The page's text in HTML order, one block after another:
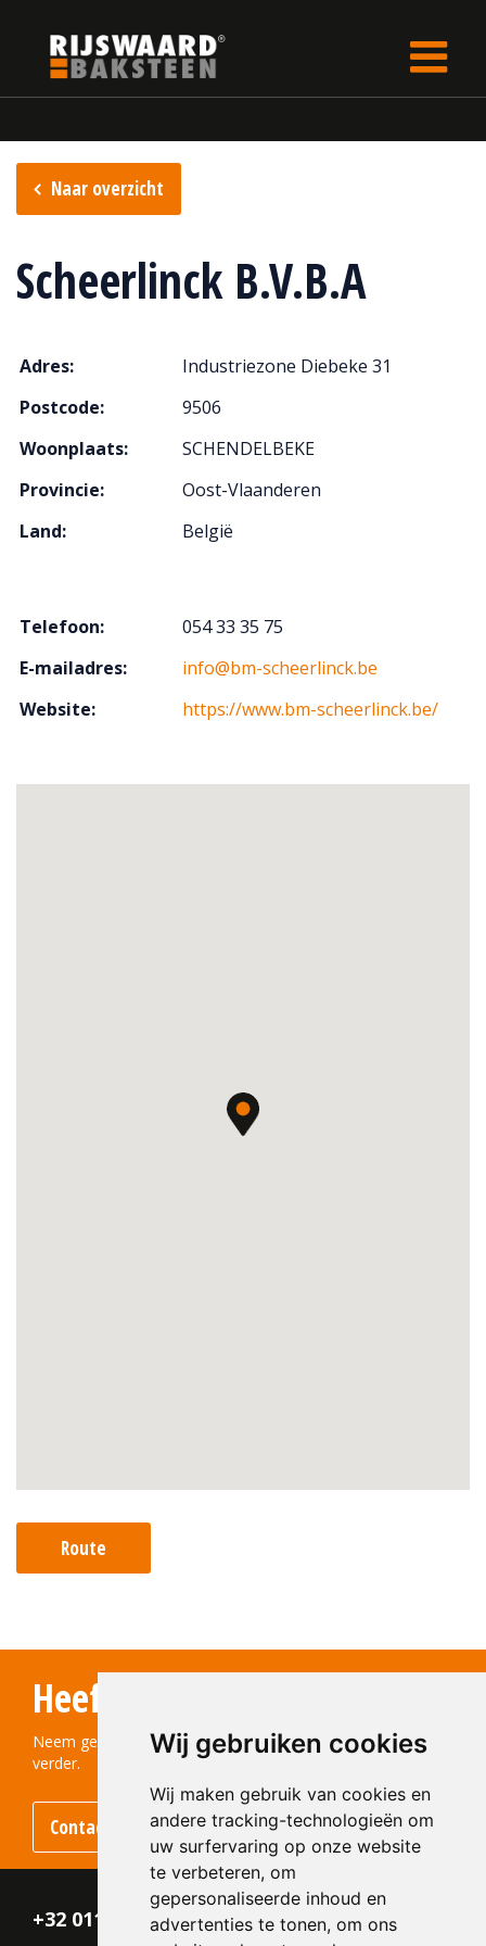
Wij gebruiken cookies
Wij maken gebruik van cookies en
andere tracking-technologieën om
uw surfervaring op onze website
te verbeteren, om
gepersonaliseerde inhoud en
advertenties te tonen, om ons
Naar overzicht
Scheerlinck B.V.B.A
Adres:
Industriezone Diebeke 31
Postcode:
9506
Woonplaats:
SCHENDELBEKE
Provincie:
Oost-Vlaanderen
Land:
België
Telefoon:
054 33 35 75
E-mailadres:
info@bm-scheerlinck.be
Website:
https://www.bm-scheerlinck.be/
Route
Heeft u vragen?
Neem gerust contact met ons op! We helpen u graag
verder.
Contact opnemen
+32 011 - 870 938